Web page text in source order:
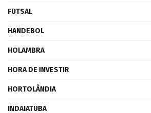
FUTSAL
HANDEBOL
HOLAMBRA
HORA DE INVESTIR
HORTOLÂNDIA
INDAIATUBA